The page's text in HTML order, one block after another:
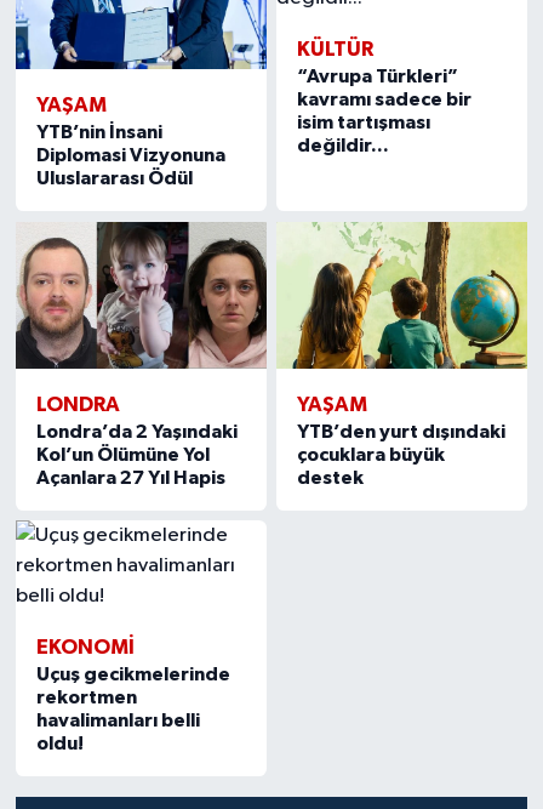
YAŞAM
YTB’nin İnsani
Diplomasi Vizyonuna
Uluslararası Ödül
KÜLTÜR
“Avrupa Türkleri”
kavramı sadece bir
isim tartışması
değildir...
LONDRA
Londra’da 2 Yaşındaki
Kol’un Ölümüne Yol
Açanlara 27 Yıl Hapis
YAŞAM
YTB’den yurt dışındaki
çocuklara büyük
destek
EKONOMİ
Uçuş gecikmelerinde
rekortmen
havalimanları belli
oldu!